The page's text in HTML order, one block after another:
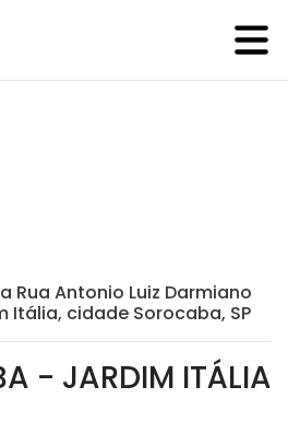
Rua Antonio Luiz Darmiano
Itália, cidade Sorocaba, SP
- JARDIM ITÁLIA